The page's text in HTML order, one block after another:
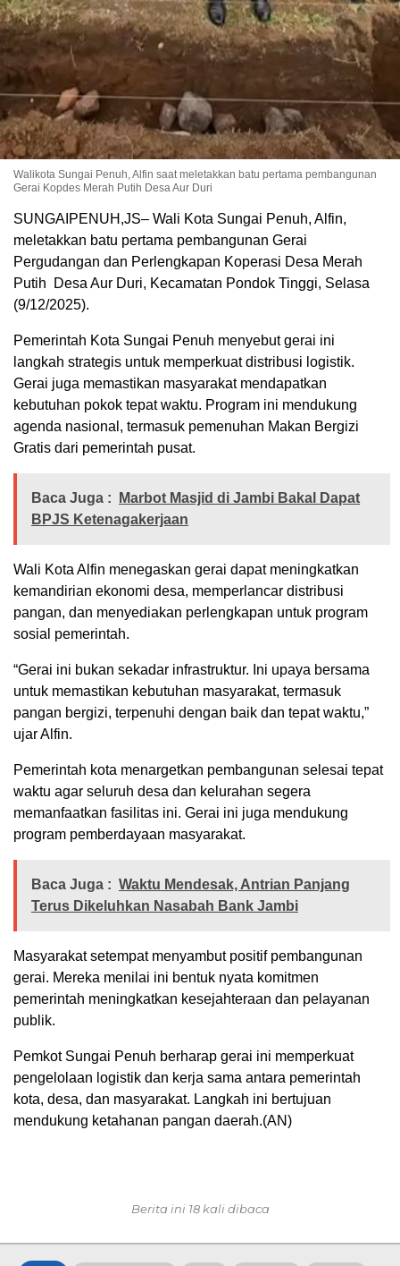
Walikota Sungai Penuh, Alfin saat meletakkan batu pertama pembangunan
Gerai Kopdes Merah Putih Desa Aur Duri
SUNGAIPENUH,JS– Wali Kota Sungai Penuh, Alfin,
meletakkan batu pertama pembangunan Gerai
Pergudangan dan Perlengkapan Koperasi Desa Merah
Putih Desa Aur Duri, Kecamatan Pondok Tinggi, Selasa
(9/12/2025).
Pemerintah Kota Sungai Penuh menyebut gerai ini
langkah strategis untuk memperkuat distribusi logistik.
Gerai juga memastikan masyarakat mendapatkan
kebutuhan pokok tepat waktu. Program ini mendukung
agenda nasional, termasuk pemenuhan Makan Bergizi
Gratis dari pemerintah pusat.
Baca Juga :
Marbot Masjid di Jambi Bakal Dapat
BPJS Ketenagakerjaan
Wali Kota Alfin menegaskan gerai dapat meningkatkan
kemandirian ekonomi desa, memperlancar distribusi
pangan, dan menyediakan perlengkapan untuk program
sosial pemerintah.
“Gerai ini bukan sekadar infrastruktur. Ini upaya bersama
untuk memastikan kebutuhan masyarakat, termasuk
pangan bergizi, terpenuhi dengan baik dan tepat waktu,”
ujar Alfin.
Pemerintah kota menargetkan pembangunan selesai tepat
waktu agar seluruh desa dan kelurahan segera
memanfaatkan fasilitas ini. Gerai ini juga mendukung
program pemberdayaan masyarakat.
Baca Juga : Waktu Mendesak, Antrian Panjang
Terus Dikeluhkan Nasabah Bank Jambi
Masyarakat setempat menyambut positif pembangunan
gerai. Mereka menilai ini bentuk nyata komitmen
pemerintah meningkatkan kesejahteraan dan pelayanan
publik.
Pemkot Sungai Penuh berharap gerai ini memperkuat
pengelolaan logistik dan kerja sama antara pemerintah
kota, desa, dan masyarakat. Langkah ini bertujuan
mendukung ketahanan pangan daerah.(AN)
Berita ini 18 kali dibaca